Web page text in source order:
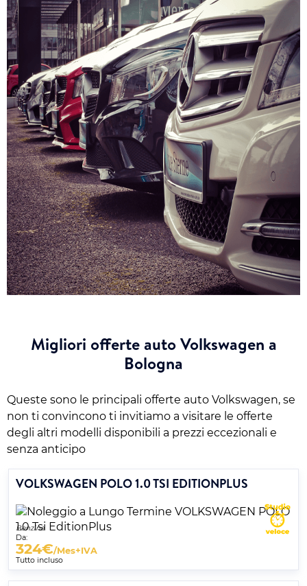
Migliori offerte auto Volkswagen a
Bologna
Queste sono le principali offerte auto Volkswagen, se
non ti convincono ti invitiamo a visitare le offerte
degli altri modelli disponibili a prezzi eccezionali e
senza anticipo
VOLKSWAGEN POLO 1.0 TSI EDITIONPLUS
Benzina
Da:
324€/Mes+IVA
Tutto incluso